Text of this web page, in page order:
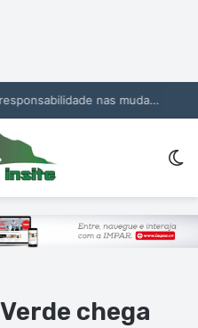
A naturalidade, o mérito e a responsabilidade nas mudanças na Administração Pública
chega